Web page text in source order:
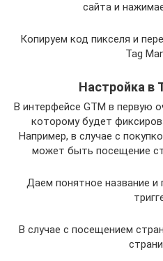
сайта и
Копируем код пикселя и
Tag
Настройка в
В интерфейсе GTM в первую
которому будет
Например, в случае с
может быть посещение
Даем понятное название и
В случае с посещением